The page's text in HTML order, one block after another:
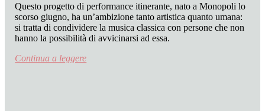
Questo progetto di performance itinerante, nato a Monopoli lo
scorso giugno, ha un’ambizione tanto artistica quanto umana:
si tratta di condividere la musica classica con persone che non
hanno la possibilità di avvicinarsi ad essa.
Continua a leggere